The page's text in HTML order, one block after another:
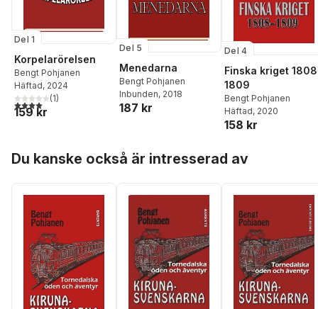
Del 1
Korpelarörelsen
Bengt Pohjanen
Häftad, 2024
4,0utav 5 stjärnor. Totalt antal röster:
(1)
159 kr
Del 5
Menedarna
Bengt Pohjanen
Inbunden, 2018
187 kr
Del 4
Finska kriget
1809
Bengt Pohjanen
Häftad, 2020
158 kr
Du kanske också är intresserad av